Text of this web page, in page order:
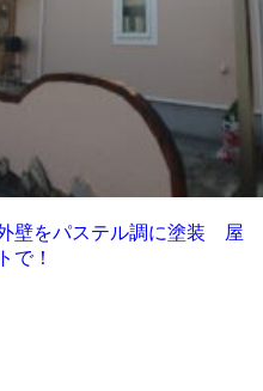
壁をパステル調に塗装 屋
で！